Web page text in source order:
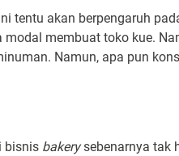
tentu akan berpengaruh
modal membuat toko kue.
Namun, apa pun
bisnis bakerysebenarnya tak